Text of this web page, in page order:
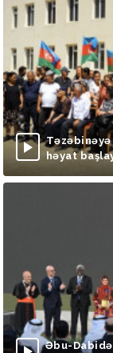
Təzəbinəyə
həyat
Əbu-Dabidə